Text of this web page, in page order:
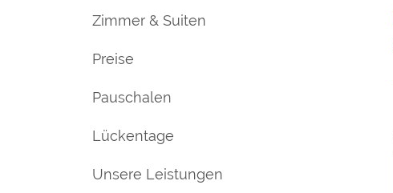
Zimmer & Suiten
Preise
Pauschalen
Lückentage
Unsere Leistungen